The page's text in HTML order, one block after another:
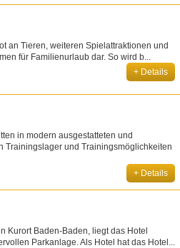
an Tieren, weiteren Spielattraktionen und
für Familienurlaub dar. So wird b...
+ Details
in modern ausgestatteten und
Trainingslager und Trainingsmöglichkeiten
+ Details
Kurort Baden-Baden, liegt das Hotel
Parkanlage. Als Hotel hat das Hotel...